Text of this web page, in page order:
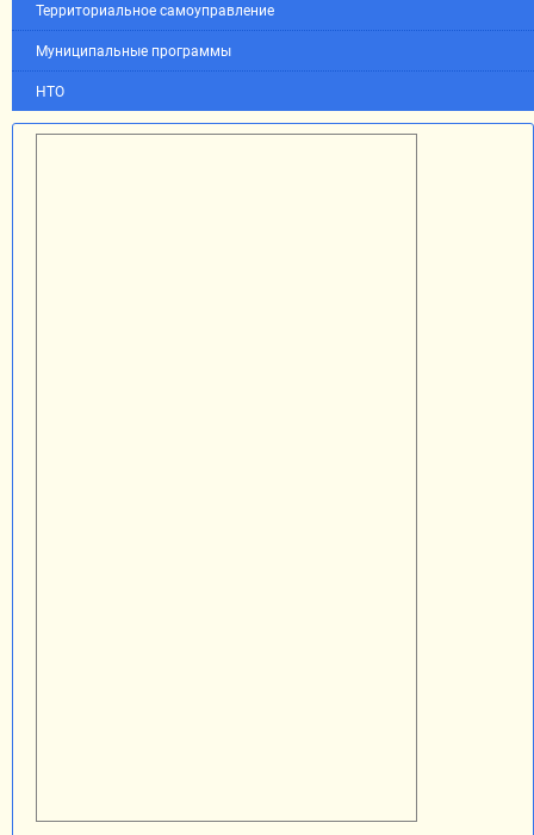
Территориальное самоуправление
Муниципальные программы
НТО